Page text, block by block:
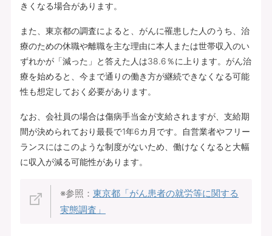
きくなる場合があります。
また、東京都の調査によると、がんに罹患した人のうち、治
療のための休職や離職を主な理由に本人または世帯収入のい
ずれかが「減った」と答えた人は38.6％に上ります。がん治
療を始めると、今まで通りの働き方が継続できなくなる可能
性も想定しておく必要があります。
なお、会社員の場合は傷病手当金が支給されますが、支給期
間が決められており最長で1年6カ月です。自営業者やフリー
ランスにはこのような制度がないため、働けなくなると大幅
に収入が減る可能性があります。
※参照： 東京都「がん患者の就労等に関する
実態調査」